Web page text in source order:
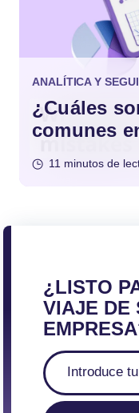
ANALÍTICA Y
¿Cuáles
comunes
11 minutos de
¿LISTO
VIAJE DE